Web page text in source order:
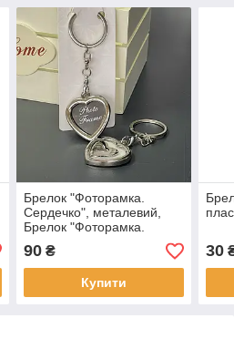
Брелок "Фоторамка.
Сердечко", металевий,
Брелок "Фоторамка.
Серце"
90₴
Купити
30